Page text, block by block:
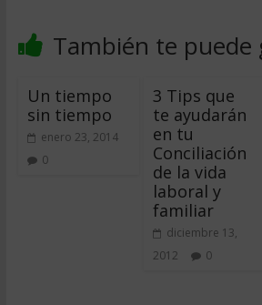
También te puede
Un tiempo
sin tiempo
enero 23, 2014
0
3 Tips que
te ayudarán
en tu
Conciliación
de la vida
laboral y
familiar
diciembre 13,
2012
0